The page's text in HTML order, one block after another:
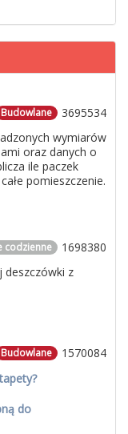
3695534
Budowlane
wymiarów
oraz danych o
ile paczek
pomieszczenie.
1698380
codzienne
deszczówki z
1570084
Budowlane
do